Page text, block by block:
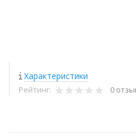
Характеристики
Рейтинг: 0